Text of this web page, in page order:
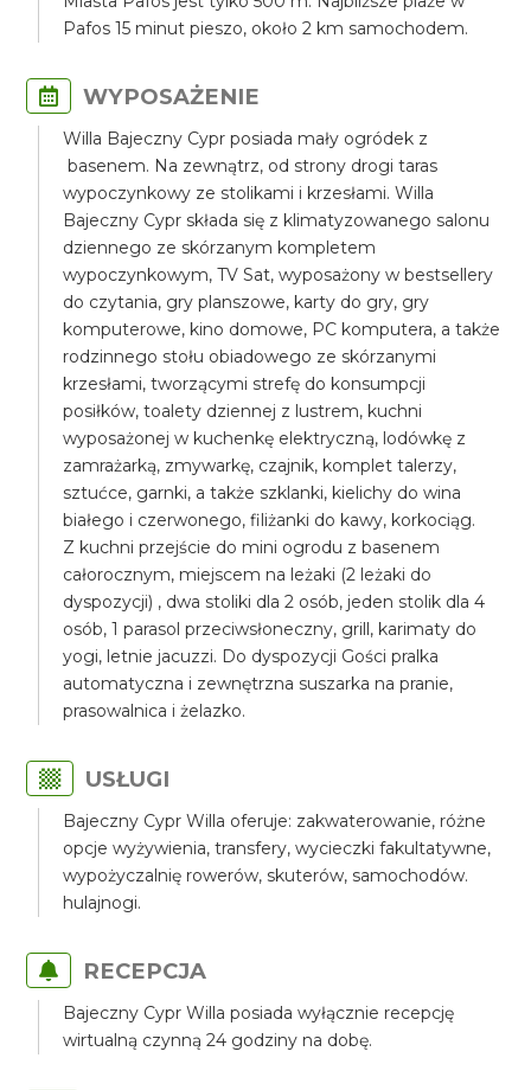
Pafos 15 minut pieszo, około 2 km samochodem.
WYPOSAŻENIE
Willa Bajeczny Cypr posiada mały ogródek z
basenem. Na zewnątrz, od strony drogi taras
wypoczynkowy ze stolikami i krzesłami. Willa
Bajeczny Cypr składa się z klimatyzowanego salonu
dziennego ze skórzanym kompletem
wypoczynkowym, TV Sat, wyposażony w bestsellery
do czytania, gry planszowe, karty do gry, gry
komputerowe, kino domowe, PC komputera, a także
rodzinnego stołu obiadowego ze skórzanymi
krzesłami, tworzącymi strefę do konsumpcji
posiłków, toalety dziennej z lustrem, kuchni
wyposażonej w kuchenkę elektryczną, lodówkę z
zamrażarką, zmywarkę, czajnik, komplet talerzy,
sztućce, garnki, a także szklanki, kielichy do wina
białego i czerwonego, filiżanki do kawy, korkociąg.
Z kuchni przejście do mini ogrodu z basenem
całorocznym, miejscem na leżaki (2 leżaki do
dyspozycji) , dwa stoliki dla 2 osób, jeden stolik dla 4
osób, 1 parasol przeciwsłoneczny, grill, karimaty do
yogi, letnie jacuzzi. Do dyspozycji Gości pralka
automatyczna i zewnętrzna suszarka na pranie,
prasowalnica i żelazko.
USŁUGI
Bajeczny Cypr Willa oferuje: zakwaterowanie, różne
opcje wyżywienia, transfery, wycieczki fakultatywne,
wypożyczalnię rowerów, skuterów, samochodów.
hulajnogi.
RECEPCJA
Bajeczny Cypr Willa posiada wyłącznie recepcję
wirtualną czynną 24 godziny na dobę.